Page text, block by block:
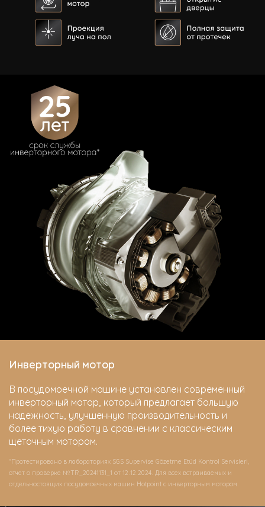
Инверторный мотор
В посудомоечной машине установлен современный
инверторный мотор, который предлагает большую
надежность, улучшенную производительность и
более тихую работу в сравнении с классическим
щеточным мотором.
*Протестировано в лабораториях SGS Supervise Gözetme Etüd Kontrol Servisleri,
отчет о проверке №TR_20241131_1 от 12.12.2024. Для всех встраиваемых и
отдельностоящих посудомоечных машин Hotpoint c инверторным мотором.